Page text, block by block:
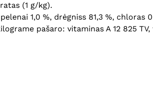
(1 g/kg).
1,0 %, drėgniss 81,3 %, chloras
pašaro: vitaminas A 12 825